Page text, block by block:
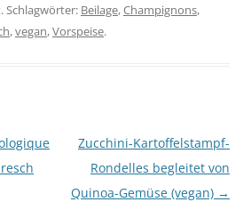
Schlagwörter: Beilage,Champignons,
,vegan,Vorspeise.
Zucchini-Kartoffelstampf-
Rondelles begleitet von
Quinoa-Gemüse (vegan) →